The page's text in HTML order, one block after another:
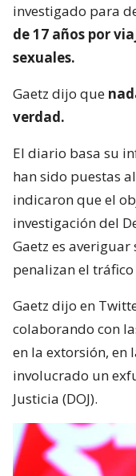
investigado para
de 17 años por
sexuales.
Gaetz dijo que
verdad.
El diario basa su
han sido puestas
indicaron que el
investigación del
Gaetz es
penalizan el
Gaetz dijo en
colaborando con
en la extorsión, en
involucrado un
Justicia (DOJ).